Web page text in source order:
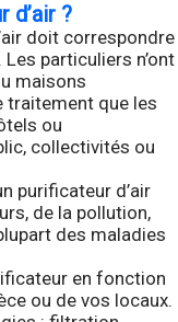
d’air ?
doit correspondre
particuliers n’ont
maisons
traitement que les
ou
collectivités ou
purificateur d’air
de la pollution,
des maladies
en fonction
ou de vos locaux.